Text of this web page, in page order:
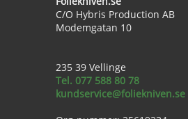
C/O Hybris Production AB
Modemgatan 10
235 39 Vellinge
Tel. 077 588 80 78
kundservice@foliekniven.se